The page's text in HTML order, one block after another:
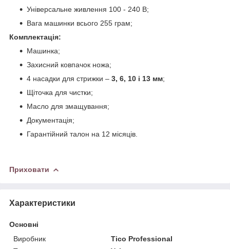
Універсальне живлення 100 - 240 В;
Вага машинки всього 255 грам;
Комплектація:
Машинка;
Захисний ковпачок ножа;
4 насадки для стрижки – 3, 6, 10 і 13 мм;
Щіточка для чистки;
Масло для змащування;
Документація;
Гарантійний талон на 12 місяців.
Приховати
Характеристики
Основні
Виробник
Tico Professional